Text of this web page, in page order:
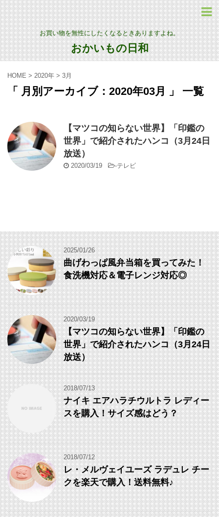
お買い物を無性にしたくなるときありますよね。
おかいもの日和
HOME > 2020年 > 3月
「 月別アーカイブ：2020年03月 」 一覧
【マツコの知らない世界】「印鑑の
世界」で紹介されたハンコ（3月24日
放送）
2020/03/19 -テレビ
2025/01/26
曲げわっぱ風弁当箱を買ってみた！
食洗機対応＆電子レンジ対応◎
2020/03/19
【マツコの知らない世界】「印鑑の
世界」で紹介されたハンコ（3月24日
放送）
2018/07/13
ナイキ エアハラチウルトラ レディー
スを購入！サイズ感はどう？
2018/07/12
レ・メルヴェイユーズ ラデュレ チー
クを楽天で購入！送料無料♪